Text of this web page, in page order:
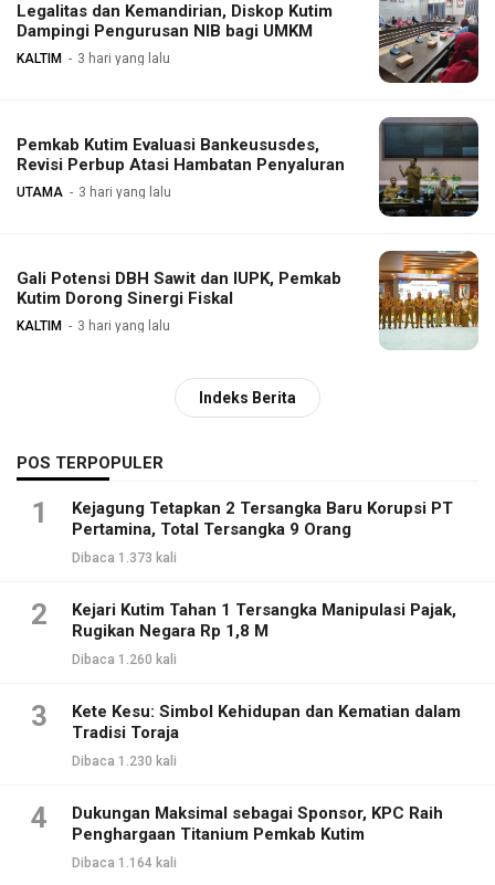
Legalitas dan Kemandirian, Diskop Kutim
Dampingi Pengurusan NIB bagi UMKM
KALTIM 3 hari yang lalu
Pemkab Kutim Evaluasi Bankeususdes,
Revisi Perbup Atasi Hambatan Penyaluran
UTAMA 3 hari yang lalu
Gali Potensi DBH Sawit dan IUPK, Pemkab
Kutim Dorong Sinergi Fiskal
KALTIM 3 hari yang lalu
Indeks Berita
POS TERPOPULER
1
Kejagung Tetapkan 2 Tersangka Baru Korupsi PT
Pertamina, Total Tersangka 9 Orang
Dibaca 1.373 kali
2
Kejari Kutim Tahan 1 Tersangka Manipulasi Pajak,
Rugikan Negara Rp 1,8 M
Dibaca 1.260 kali
3
Kete Kesu: Simbol Kehidupan dan Kematian dalam
Tradisi Toraja
Dibaca 1.230 kali
4
Dukungan Maksimal sebagai Sponsor, KPC Raih
Penghargaan Titanium Pemkab Kutim
Dibaca 1.164 kali